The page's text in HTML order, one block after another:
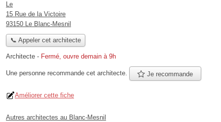
Le
15 Rue de la Victoire
93150 Le Blanc-Mesnil
📞 Appeler cet architecte
Architecte - Fermé, ouvre demain à 9h
Une personne recommande cet architecte. Je recommande
Améliorer cette fiche
Autres architectes au Blanc-Mesnil